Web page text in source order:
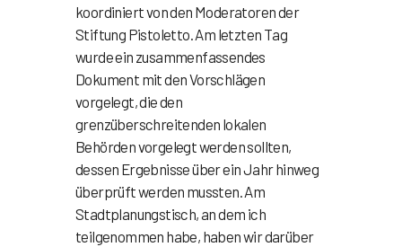
koordiniert von den Moderatoren der
Stiftung Pistoletto. Am letzten Tag
wurde ein zusammenfassendes
Dokument mit den Vorschlägen
vorgelegt, die den
grenzüberschreitenden lokalen
Behörden vorgelegt werden sollten,
dessen Ergebnisse über ein Jahr hinweg
überprüft werden mussten. Am
Stadtplanungstisch, an dem ich
teilgenommen habe, haben wir darüber